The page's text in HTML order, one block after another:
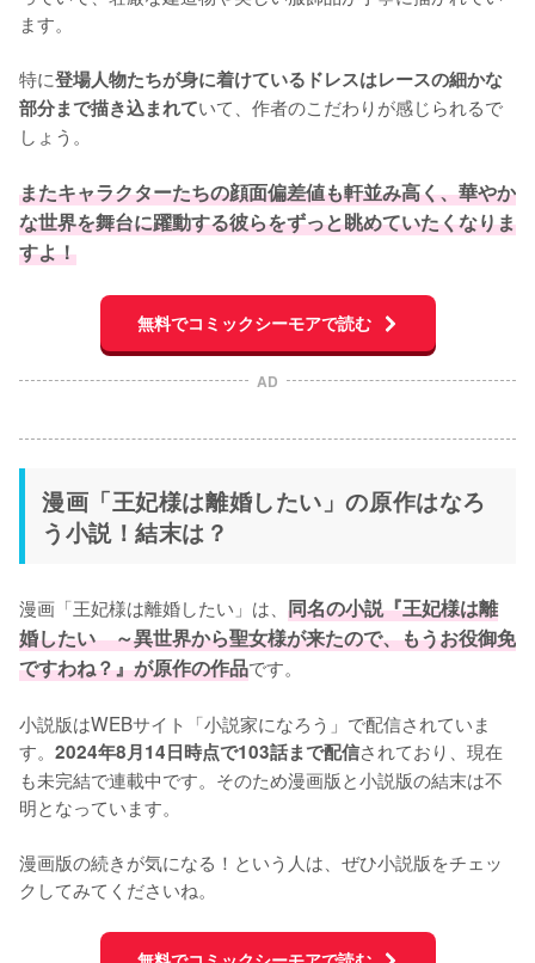
ます。
特に登場人物たちが身に着けているドレスはレースの細かな
部分まで描き込まれていて、作者のこだわりが感じられるで
しょう。
またキャラクターたちの顔面偏差値も軒並み高く、華やか
な世界を舞台に躍動する彼らをずっと眺めていたくなりま
すよ！
無料でコミックシーモアで読む
AD
漫画「王妃様は離婚したい」の原作はなろ
う小説！結末は？
漫画「王妃様は離婚したい」は、 同名の小説『王妃様は離
婚したい　～異世界から聖女様が来たので、もうお役御免
ですわね？』が原作の作品です。
小説版はWEBサイト「小説家になろう」で配信されていま
す。 2024年8月14日時点で103話まで配信されており、現在
も未完結で連載中です。そのため漫画版と小説版の結末は不
明となっています。
漫画版の続きが気になる！という人は、ぜひ小説版をチェッ
クしてみてくださいね。